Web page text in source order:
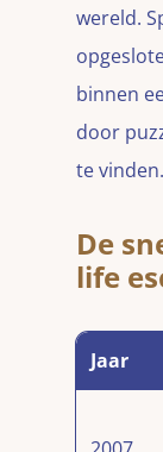
wereld.
binnen
door
te vinden.
De
life
Jaar